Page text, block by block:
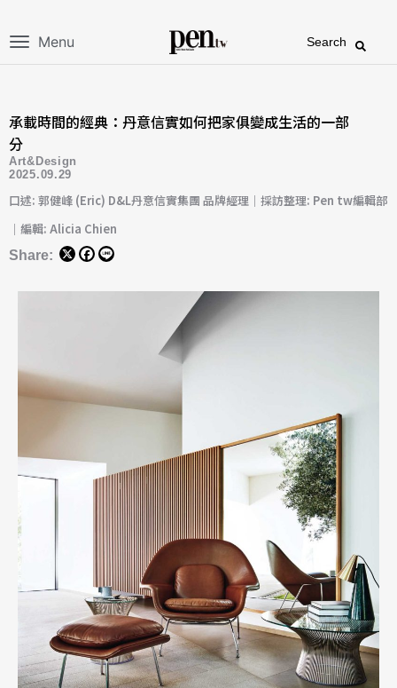
Menu Search
承載時間的經典：丹意信實如何把家俱變成生活的一部
分
Art&Design
2025.09.29
口述: 郭健峰 (Eric) D&L丹意信實集團 品牌經理｜採訪整理: Pen tw編輯部
｜編輯: Alicia Chien
Share: